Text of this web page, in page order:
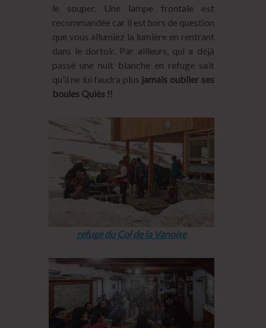
le souper. Une lampe frontale est
recommandée car il est hors de question
que vous allumiez la lumière en rentrant
dans le dortoir. Par ailleurs, qui a déjà
passé une nuit blanche en refuge sait
qu’il ne lui faudra plus jamais oublier ses
boules Quiès !!
refuge du Col de la Vanoise